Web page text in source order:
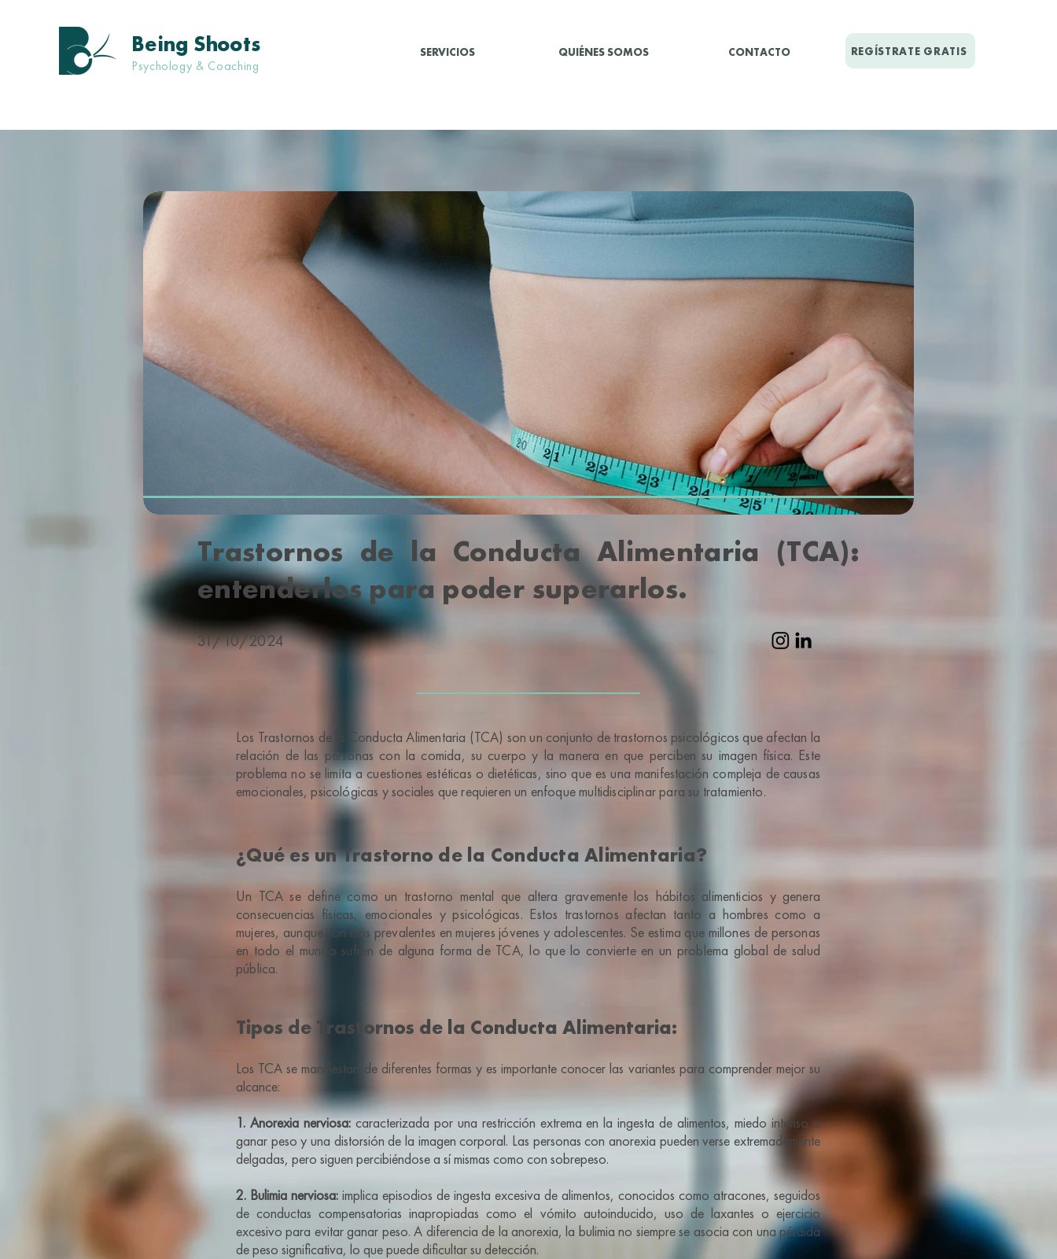
Being Shoots
Psychology & Coaching
SERVICIOS QUIÉNES SOMOS CONTACTO REGÍSTRATE GRATIS
Trastornos de la Conducta Alimentaria (TCA):
entenderlos para poder superarlos.
31/10/2024
Los Trastornos de la Conducta Alimentaria (TCA) son un conjunto de trastornos psicológicos que afectan la
relación de las personas con la comida, su cuerpo y la manera en que perciben su imagen física. Este
problema no se limita a cuestiones estéticas o dietéticas, sino que es una manifestación compleja de causas
emocionales, psicológicas y sociales que requieren un enfoque multidisciplinar para su tratamiento.
¿Qué es un Trastorno de la Conducta Alimentaria?
Un TCA se define como un trastorno mental que altera gravemente los hábitos alimenticios y genera
consecuencias físicas, emocionales y psicológicas. Estos trastornos afectan tanto a hombres como a
mujeres, aunque son más prevalentes en mujeres jóvenes y adolescentes. Se estima que millones de personas
en todo el mundo sufren de alguna forma de TCA, lo que lo convierte en un problema global de salud
pública.
Tipos de Trastornos de la Conducta Alimentaria:
Los TCA se manifiestan de diferentes formas y es importante conocer las variantes para comprender mejor su
alcance:
1. Anorexia nerviosa:caracterizada por una restricción extrema en la ingesta de alimentos, miedo intenso a
ganar peso y una distorsión de la imagen corporal. Las personas con anorexia pueden verse extremadamente
delgadas, pero siguen percibiéndose a sí mismas como con sobrepeso.
2. Bulimia nerviosa: implica episodios de ingesta excesiva de alimentos, conocidos como atracones, seguidos
de conductas compensatorias inapropiadas como el vómito autoinducido, uso de laxantes o ejercicio
excesivo para evitar ganar peso. A diferencia de la anorexia, la bulimia no siempre se asocia con una pérdida
de peso significativa, lo que puede dificultar su detección.